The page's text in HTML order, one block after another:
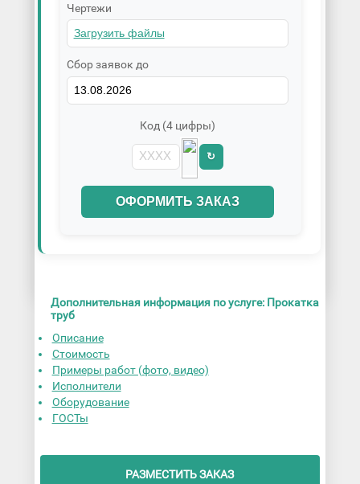
Чертежи
Сбор заявок до
Код (4 цифры)
↻
ОФОРМИТЬ ЗАКАЗ
Дополнительная информация по услуге: Прокатка
труб
Описание
Стоимость
Примеры работ (фото, видео)
Исполнители
Оборудование
ГОСТы
РАЗМЕСТИТЬ ЗАКАЗ